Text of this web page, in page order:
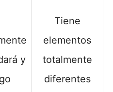
y
Tiene
elementos
totalmente
diferentes